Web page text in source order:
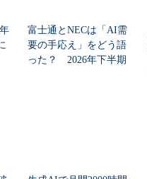
富士通とNECは「AI需
要の手応え」をどう語
った？ 2026年下半期